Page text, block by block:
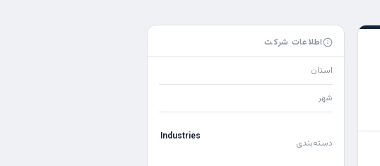
اطلاعات شرکت
استان
شهر
دسته‌بندی
Industries